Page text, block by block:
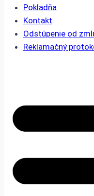
Pokladňa
Kontakt
Odstúpenie od
Reklamačný